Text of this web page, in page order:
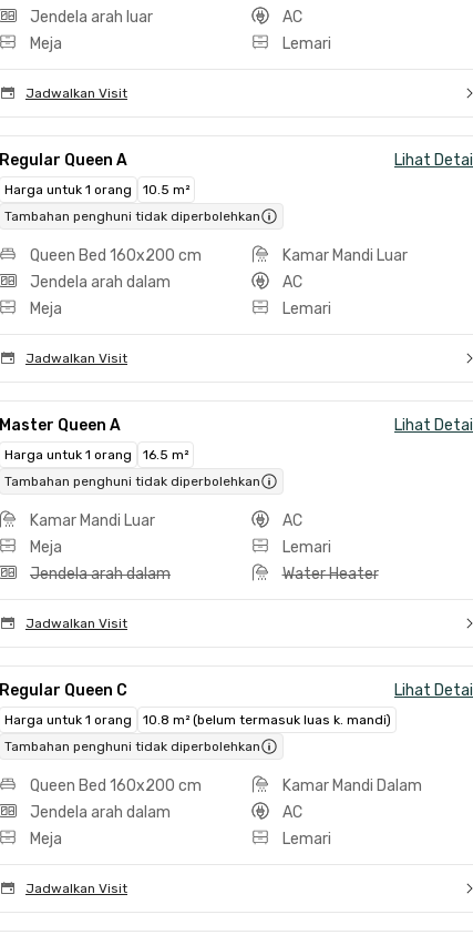
Jendela arah luar
AC
Meja
Lemari
Jadwalkan Visit
Regular Queen A Lihat Detail
Harga untuk 1 orang
10.5 m²
Tambahan penghuni tidak diperbolehkan
Queen Bed 160x200 cm
Kamar Mandi Luar
Jendela arah dalam
AC
Meja
Lemari
Jadwalkan Visit
Master Queen A Lihat Detail
Harga untuk 1 orang
16.5 m²
Tambahan penghuni tidak diperbolehkan
Kamar Mandi Luar
AC
Meja
Lemari
Jendela arah dalam
Water Heater
Jadwalkan Visit
Regular Queen C Lihat Detail
Harga untuk 1 orang
10.8 m² (belum termasuk luas k. mandi)
Tambahan penghuni tidak diperbolehkan
Queen Bed 160x200 cm
Kamar Mandi Dalam
Jendela arah dalam
AC
Meja
Lemari
Jadwalkan Visit